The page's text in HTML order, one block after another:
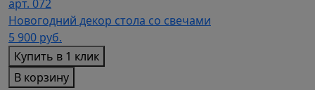
арт. 072
Новогодний декор стола со свечами
5 900 руб.
Купить в 1 клик
В корзину